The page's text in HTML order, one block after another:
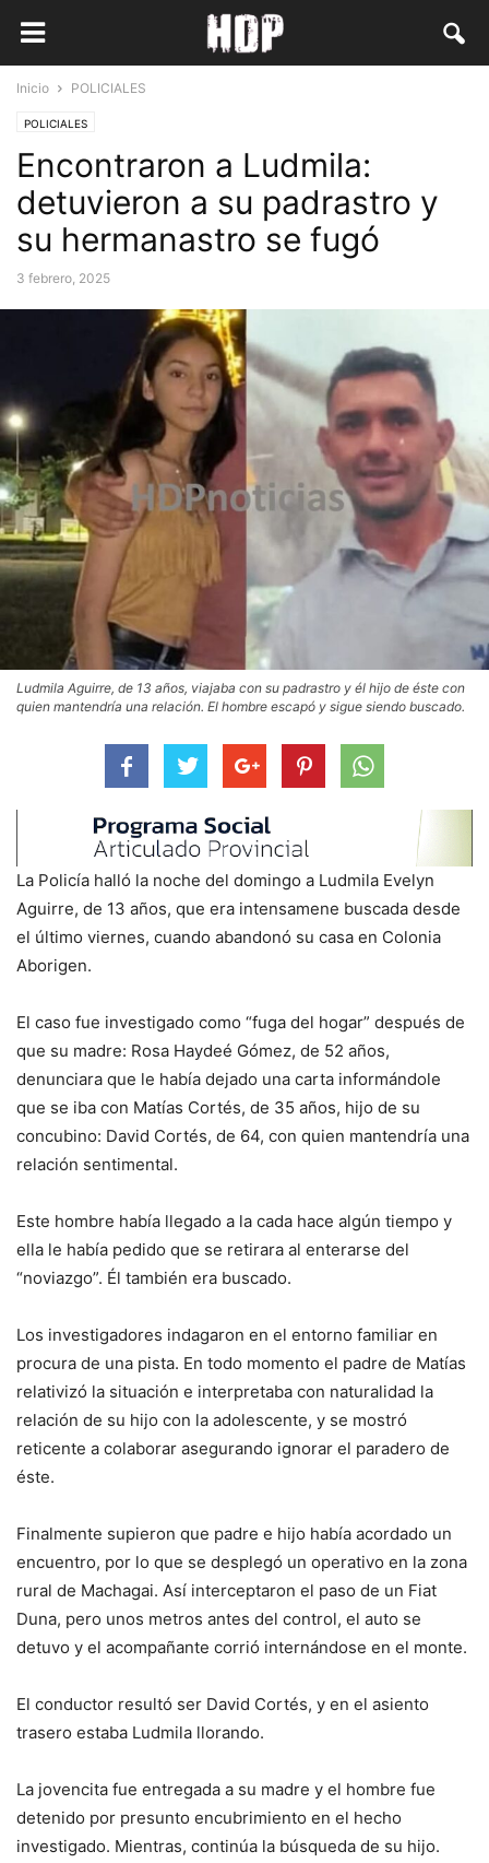
Inicio POLICIALES
POLICIALES
Encontraron a Ludmila:
detuvieron a su padrastro y
su hermanastro se fugó
3 febrero, 2025
Ludmila Aguirre, de 13 años, viajaba con su padrastro y él hijo de éste con
quien mantendría una relación. El hombre escapó y sigue siendo buscado.
La Policía halló la noche del domingo a Ludmila Evelyn
Aguirre, de 13 años, que era intensamene buscada desde
el último viernes, cuando abandonó su casa en Colonia
Aborigen.
El caso fue investigado como “fuga del hogar” después de
que su madre: Rosa Haydeé Gómez, de 52 años,
denunciara que le había dejado una carta informándole
que se iba con Matías Cortés, de 35 años, hijo de su
concubino: David Cortés, de 64, con quien mantendría una
relación sentimental.
Este hombre había llegado a la cada hace algún tiempo y
ella le había pedido que se retirara al enterarse del
“noviazgo”. Él también era buscado.
Los investigadores indagaron en el entorno familiar en
procura de una pista. En todo momento el padre de Matías
relativizó la situación e interpretaba con naturalidad la
relación de su hijo con la adolescente, y se mostró
reticente a colaborar asegurando ignorar el paradero de
éste.
Finalmente supieron que padre e hijo había acordado un
encuentro, por lo que se desplegó un operativo en la zona
rural de Machagai. Así interceptaron el paso de un Fiat
Duna, pero unos metros antes del control, el auto se
detuvo y el acompañante corrió internándose en el monte.
El conductor resultó ser David Cortés, y en el asiento
trasero estaba Ludmila llorando.
La jovencita fue entregada a su madre y el hombre fue
detenido por presunto encubrimiento en el hecho
investigado. Mientras, continúa la búsqueda de su hijo.